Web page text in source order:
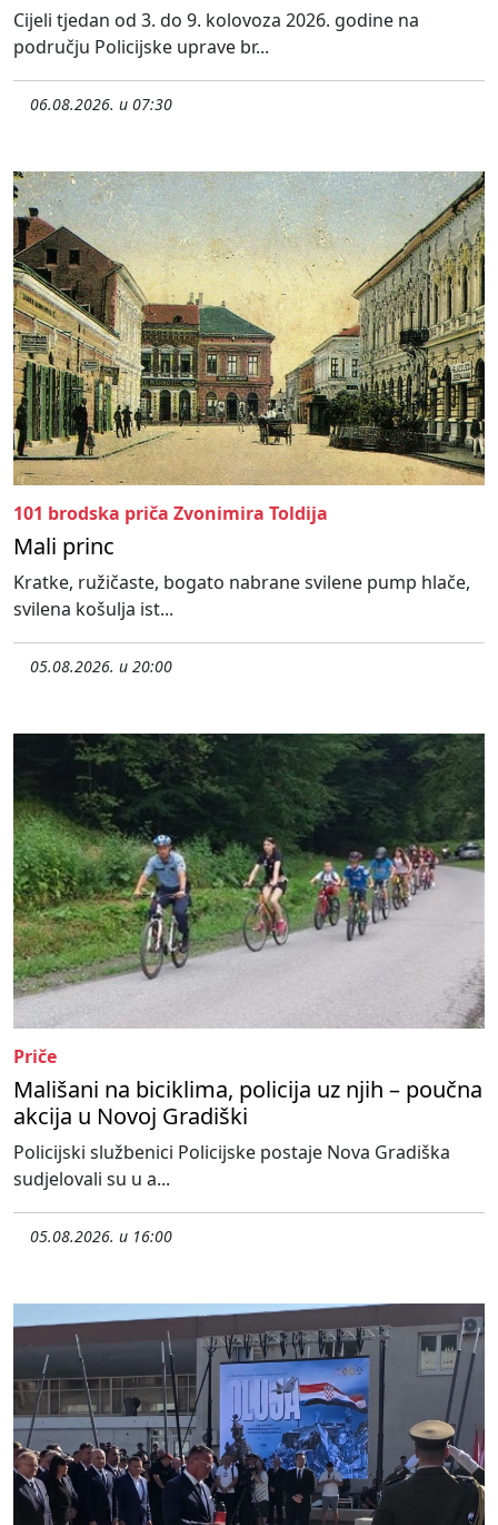
Cijeli tjedan od 3. do 9. kolovoza 2026. godine na
području Policijske uprave br...
06.08.2026. u 07:30
101 brodska priča Zvonimira Toldija
Mali princ
Kratke, ružičaste, bogato nabrane svilene pump hlače,
svilena košulja ist...
05.08.2026. u 20:00
Priče
Mališani na biciklima, policija uz njih – poučna
akcija u Novoj Gradiški
Policijski službenici Policijske postaje Nova Gradiška
sudjelovali su u a...
05.08.2026. u 16:00